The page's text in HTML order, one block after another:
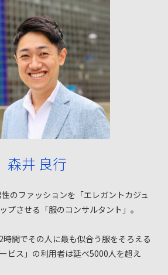
森井 良行
のファッションを「エレガントカジュ
プさせる「服のコンサルタント」。
間でその人に最も似合う服をそろえる
ビス」の利用者は延べ5000人を超え